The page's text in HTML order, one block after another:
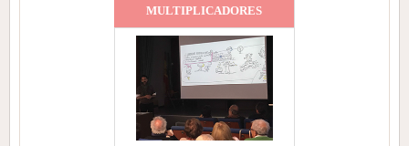
MULTIPLICADORES